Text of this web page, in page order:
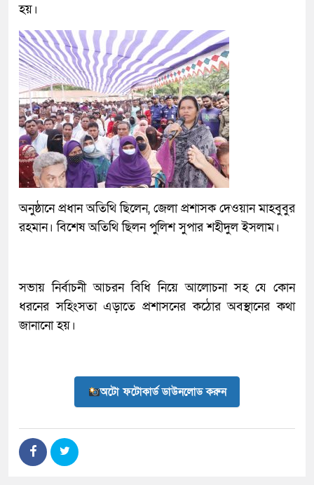
হয়।
অনুষ্ঠানে প্রধান অতিথি ছিলেন, জেলা প্রশাসক দেওয়ান মাহবুবুর
রহমান। বিশেষ অতিথি ছিলন পুলিশ সুপার শহীদুল ইসলাম।
সভায় নির্বাচনী আচরন বিধি নিয়ে আলোচনা সহ যে কোন
ধরনের সহিংসতা এড়াতে প্রশাসনের কঠোর অবস্থানের কথা
জানানো হয়।
অটো ফটোকার্ড ডাউনলোড করুন